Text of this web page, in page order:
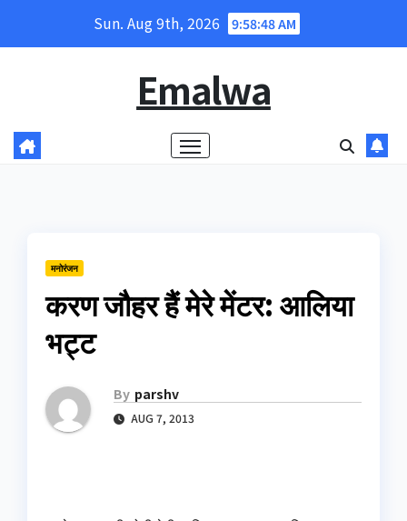
Sun. Aug 9th, 2026 9:58:48 AM
Emalwa
मनोरंजन
करण जौहर हैं मेरे मेंटर: आलिया
भट्ट
By parshv
AUG 7, 2013